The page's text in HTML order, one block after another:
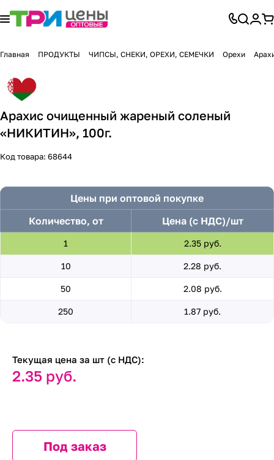
Главная ПРОДУКТЫ ЧИПСЫ, СНЕКИ, ОРЕХИ, СЕМЕЧКИ Орехи
Арахис очищенный жареный соленый
«НИКИТИН», 100г.
Код товара: 68644
Цены при оптовой покупке
Количество, от
Цена (с НДС)/шт
1 2.35 руб.
10 2.28 руб.
50 2.08 руб.
250 1.87 руб.
Текущая цена за шт (с НДС):
2.35 руб.
Под заказ